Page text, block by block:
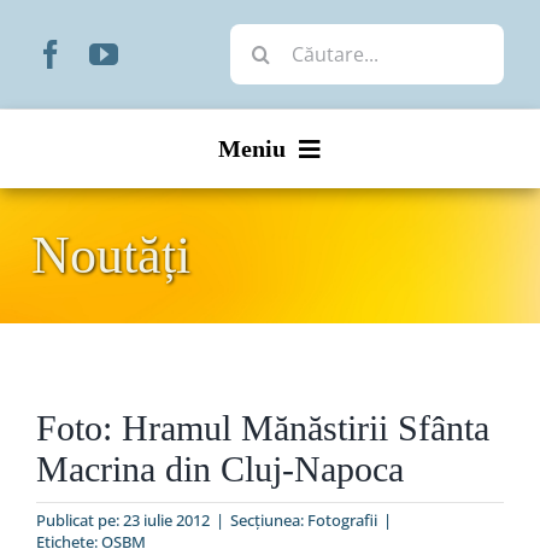
Cautare...
Meniu
Organizare
Liturgic
Noutăți
Foto: Hramul Mănăstirii Sfânta
Macrina din Cluj-Napoca
Publicat pe: 23 iulie 2012 | Secțiunea: Fotografii |
Etichete:OSBM